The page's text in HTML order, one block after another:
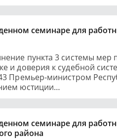
семинаре для
пункта 3 системы
и доверия к судебной
Премьер-министром
юстиции…
семинаре для
района